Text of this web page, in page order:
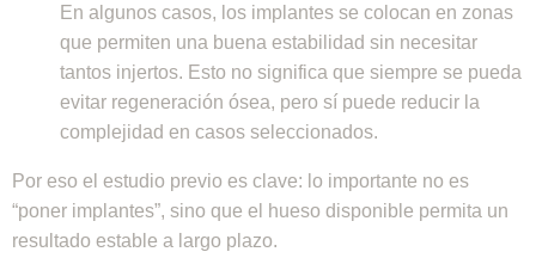
En algunos casos, los implantes se colocan en zonas
que permiten una buena estabilidad sin necesitar
tantos injertos. Esto no significa que siempre se pueda
evitar regeneración ósea, pero sí puede reducir la
complejidad en casos seleccionados.
Por eso el estudio previo es clave: lo importante no es
“poner implantes”, sino que el hueso disponible permita un
resultado estable a largo plazo.